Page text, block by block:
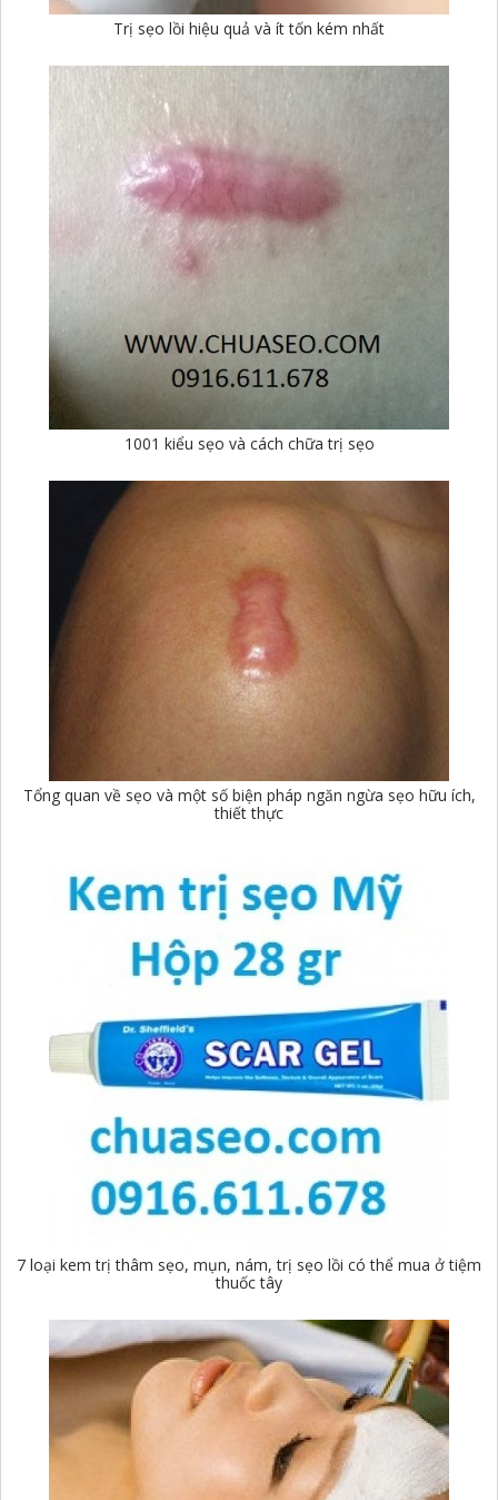
Trị sẹo lồi hiệu quả và ít tốn kém nhất
1001 kiểu sẹo và cách chữa trị sẹo
Tổng quan về sẹo và một số biện pháp ngăn ngừa sẹo hữu ích,
thiết thực
7 loại kem trị thâm sẹo, mụn, nám, trị sẹo lồi có thể mua ở tiệm
thuốc tây